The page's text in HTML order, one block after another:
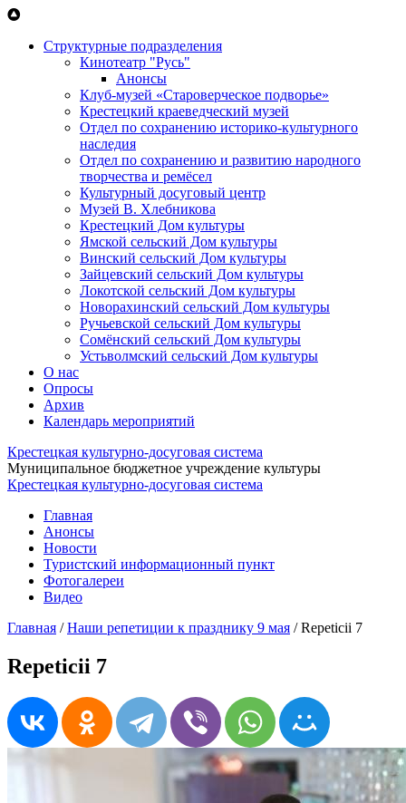
Перейти к основному содержанию
Структурные подразделения
Кинотеатр "Русь"
Анонсы
Клуб-музей «Староверческое подворье»
Крестецкий краеведческий музей
Отдел по сохранению историко-культурного
наследия
Отдел по сохранению и развитию народного
творчества и ремёсел
Культурный досуговый центр
Музей В. Хлебникова
Крестецкий Дом культуры
Ямской сельский Дом культуры
Винский сельский Дом культуры
Зайцевский сельский Дом культуры
Локотской сельский Дом культуры
Новорахинский сельский Дом культуры
Ручьевской сельский Дом культуры
Сомёнский сельский Дом культуры
Устьволмский сельский Дом культуры
О нас
Опросы
Архив
Календарь мероприятий
Крестецкая культурно-досуговая система
Муниципальное бюджетное учреждение культуры
Крестецкая культурно-досуговая система
Главная
Анонсы
Новости
Туристский информационный пункт
Фотогалереи
Видео
Главная /Наши репетиции к празднику 9 мая /Repeticii 7
Repeticii 7